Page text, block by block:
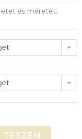
és méretet.
TESZEM